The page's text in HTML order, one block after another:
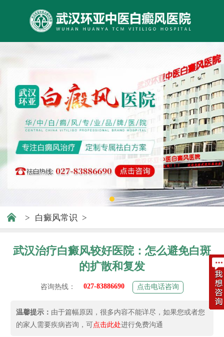
> 白癜风常识 >
武汉治疗白癜风较好医院：怎么避免白斑
的扩散和复发
咨询热线： 027-83886690 点击电话咨询
温馨提示： 由于篇幅原因，很多内容不能详尽，如果您或者您
的家人需要疾病咨询，可点击此处进行免费沟通